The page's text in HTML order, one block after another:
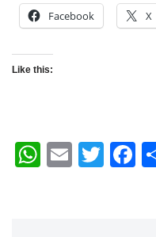
Facebook X
Like this:
W
E
T
F